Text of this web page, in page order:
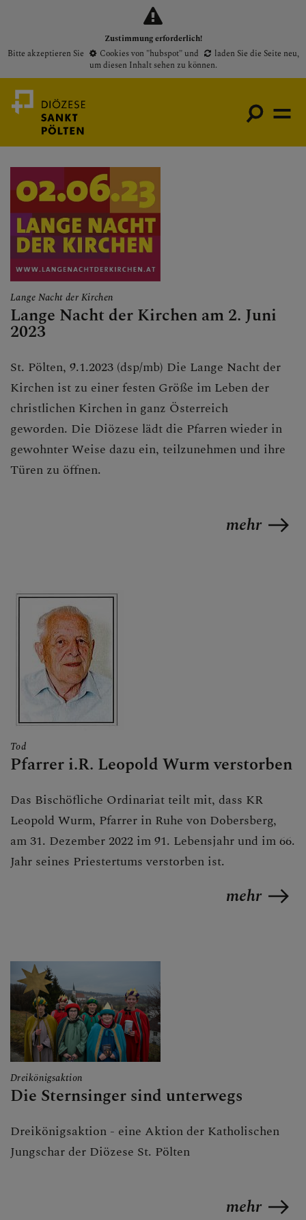
Zustimmung erforderlich!
Bitte akzeptieren Sie
Cookies von "hubspot"und laden Sie die Seite neu,
um diesen Inhalt sehen zu können.
Medienportal
Bischof
Gottesdienste
Pfarren
Presse
Personen
Veranstaltungen
Pfarrservice
FRAGEN
BEGEGNEN
Lange Nacht der Kirchen
Lange Nacht der Kirchen am 2. Juni
2023
St. Pölten, 9.1.2023 (dsp/mb) Die Lange Nacht der
Kirchen ist zu einer festen Größe im Leben der
christlichen Kirchen in ganz Österreich
geworden. Die Diözese lädt die Pfarren wieder in
gewohnter Weise dazu ein, teilzunehmen und ihre
Türen zu öffnen.
mehr
Tod
Pfarrer i.R. Leopold Wurm verstorben
Das Bischöfliche Ordinariat teilt mit, dass KR
Leopold Wurm, Pfarrer in Ruhe von Dobersberg,
am 31. Dezember 2022 im 91. Lebensjahr und im 66.
Jahr seines Priestertums verstorben ist.
mehr
Dreikönigsaktion
Die Sternsinger sind unterwegs
Dreikönigsaktion - eine Aktion der Katholischen
Jungschar der Diözese St. Pölten
mehr